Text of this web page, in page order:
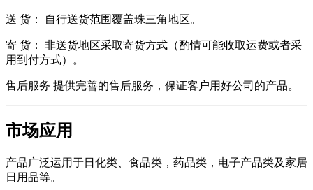
送 货： 自行送货范围覆盖珠三角地区。
寄 货： 非送货地区采取寄货方式（酌情可能收取运费或者采
用到付方式）。
售后服务 提供完善的售后服务，保证客户用好公司的产品。
市场应用
产品广泛运用于日化类、食品类，药品类，电子产品类及家居
日用品等。